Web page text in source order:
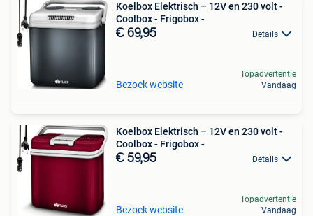
Koelbox Elektrisch – 12V en 230 volt -
Coolbox - Frigobox -
€ 69,95 Details
Bezoek website
Topadvertentie
Vandaag
Koelbox Elektrisch – 12V en 230 volt -
Coolbox - Frigobox -
€ 59,95 Details
Bezoek website
Topadvertentie
Vandaag